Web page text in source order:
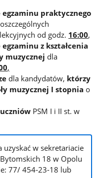
praktycznego
od godz. 16:00,
z kształcenia
muzycznej dla
,
dla kandydatów, którzy
muzycznej I stopniao
PSM I i II st. w
uzyskać w sekretariacie
18 w Opolu
77/ 454-23-18 lub